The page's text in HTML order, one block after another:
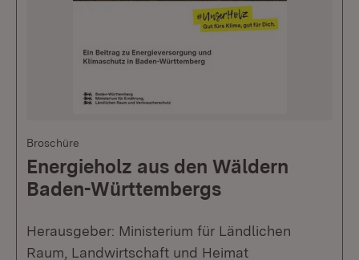
Broschüre
Energieholz aus den Wäldern
Baden-Württembergs
Herausgeber: Ministerium für Ländlichen
Raum, Landwirtschaft und Heimat